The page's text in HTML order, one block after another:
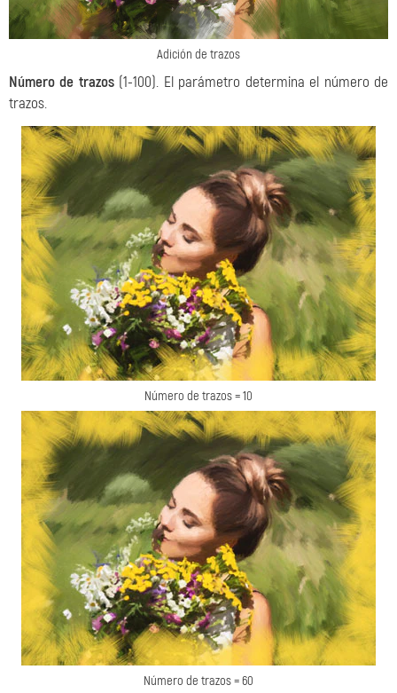
Adición de trazos
Número de trazos(1-100). El parámetro determina el número de
trazos.
Número de trazos = 10
Número de trazos = 60